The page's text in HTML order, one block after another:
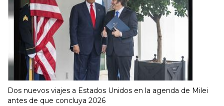
Dos nuevos viajes a Estados Unidos en la agenda de Milei
antes de que concluya 2026